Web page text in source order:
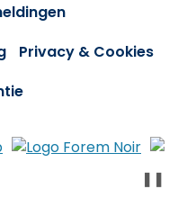
Privacy & Cookies
❚❚